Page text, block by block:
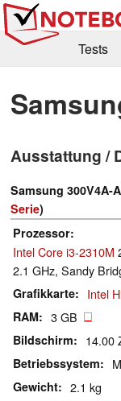
Tests
Kaufberatung
Forum
Ausstattung /
Samsung 300V4A-
Serie)
Prozessor
Intel Core i3-2310M
2.1 GHz, Sandy
Grafikkarte Intel
RAM 3 GB
Bildschirm 14.00
Betriebssystem
Gewicht 2.1 kg